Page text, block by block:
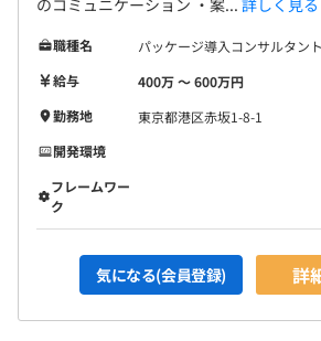
職種名
パッケージ導入コンサルタン
給与
400万 〜 600万円
勤務地
東京都港区赤坂1-8-1
開発環境
フレームワー
ク
気になる(会員登録) 詳